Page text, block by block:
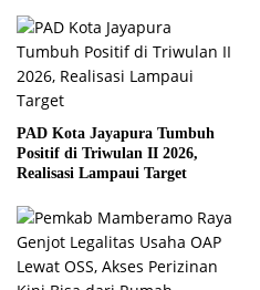
PAD Kota Jayapura Tumbuh
Positif di Triwulan II 2026,
Realisasi Lampaui Target